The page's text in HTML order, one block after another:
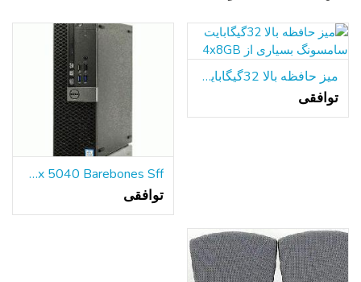
میز حافظه بالا 32گیگابایت سامسونگ بسیاری از 4x8GB
توافقی
Dell Optiplex 5040 Barebones Sff کامپیوتر بدون CPU/HDD/RAM-w PS موبو S
توافقی